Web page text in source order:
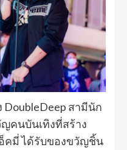
สามีนัก
คนบันเทิงที่สร้าง
คมี่ ได้รับของขวัญชิ้น